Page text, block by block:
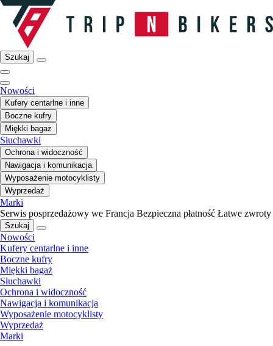
Szukaj
Nowości
Kufery centarlne i inne
Boczne kufry
Miękki bagaż
Słuchawki
Ochrona i widoczność
Nawigacja i komunikacja
Wyposażenie motocyklisty
Wyprzedaż
Marki
Serwis posprzedażowy we Francja Bezpieczna płatność Łatwe zwroty
Szukaj
Nowości
Kufery centarlne i inne
Boczne kufry
Miękki bagaż
Słuchawki
Ochrona i widoczność
Nawigacja i komunikacja
Wyposażenie motocyklisty
Wyprzedaż
Marki